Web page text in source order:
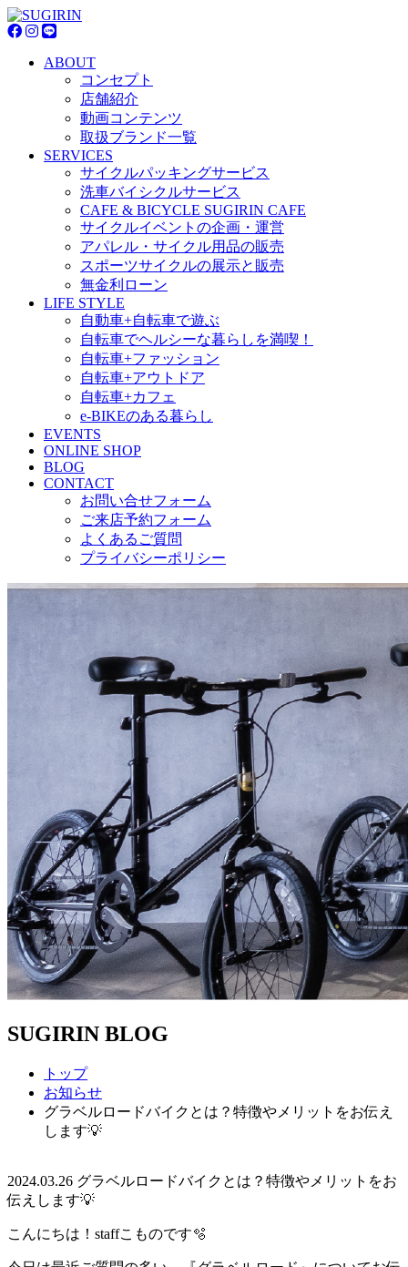
ABOUT
コンセプト
店舗紹介
動画コンテンツ
取扱ブランド一覧
SERVICES
サイクルパッキングサービス
洗車バイシクルサービス
CAFE & BICYCLE SUGIRIN CAFE
サイクルイベントの企画・運営
アパレル・サイクル用品の販売
スポーツサイクルの展示と販売
無金利ローン
LIFE STYLE
自動車+自転車で遊ぶ
自転車でヘルシーな暮らしを満喫！
自転車+ファッション
自転車+アウトドア
自転車+カフェ
e-BIKEのある暮らし
EVENTS
ONLINE SHOP
BLOG
CONTACT
お問い合せフォーム
ご来店予約フォーム
よくあるご質問
プライバシーポリシー
SUGIRIN BLOG
トップ
お知らせ
グラベルロードバイクとは？特徴やメリットをお伝え
します💡
2024.03.26 グラベルロードバイクとは？特徴やメリットをお
伝えします💡
こんにちは！staffこものです️🫧